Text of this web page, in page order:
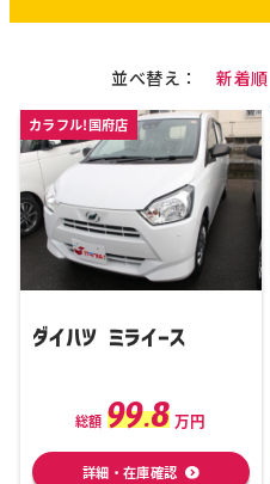
並べ替え： 新着順
カラフル!国府店
ダイハツ ミライース
総額 99.8 万円
詳細・在庫確認